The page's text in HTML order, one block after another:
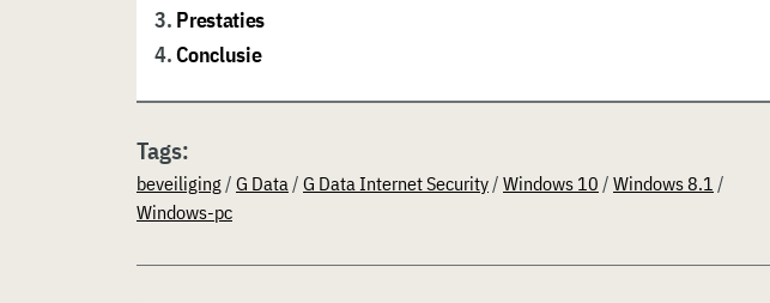
3. Prestaties
4.Conclusie
Tags:
beveiliging/ G Data/ G Data Internet Security/ Windows 10 / Windows 8.1 /
Windows-pc